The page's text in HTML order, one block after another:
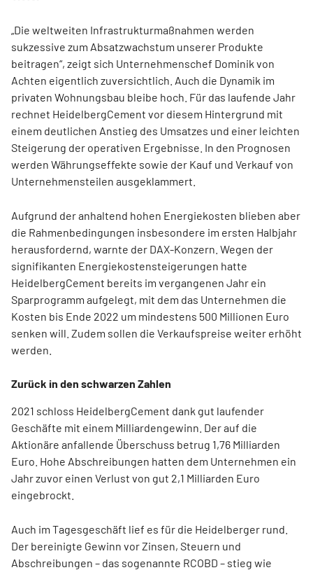
„Die weltweiten Infrastrukturmaßnahmen werden
sukzessive zum Absatzwachstum unserer Produkte
beitragen“, zeigt sich Unternehmenschef Dominik von
Achten eigentlich zuversichtlich. Auch die Dynamik im
privaten Wohnungsbau bleibe hoch. Für das laufende Jahr
rechnet HeidelbergCement vor diesem Hintergrund mit
einem deutlichen Anstieg des Umsatzes und einer leichten
Steigerung der operativen Ergebnisse. In den Prognosen
werden Währungseffekte sowie der Kauf und Verkauf von
Unternehmensteilen ausgeklammert.
Aufgrund der anhaltend hohen Energiekosten blieben aber
die Rahmenbedingungen insbesondere im ersten Halbjahr
herausfordernd, warnte der DAX-Konzern. Wegen der
signifikanten Energiekostensteigerungen hatte
HeidelbergCement bereits im vergangenen Jahr ein
Sparprogramm aufgelegt, mit dem das Unternehmen die
Kosten bis Ende 2022 um mindestens 500 Millionen Euro
senken will. Zudem sollen die Verkaufspreise weiter erhöht
werden.
Zurück in den schwarzen Zahlen
2021 schloss HeidelbergCement dank gut laufender
Geschäfte mit einem Milliardengewinn. Der auf die
Aktionäre anfallende Überschuss betrug 1,76 Milliarden
Euro. Hohe Abschreibungen hatten dem Unternehmen ein
Jahr zuvor einen Verlust von gut 2,1 Milliarden Euro
eingebrockt.
Auch im Tagesgeschäft lief es für die Heidelberger rund.
Der bereinigte Gewinn vor Zinsen, Steuern und
Abschreibungen – das sogenannte RCOBD – stieg wie